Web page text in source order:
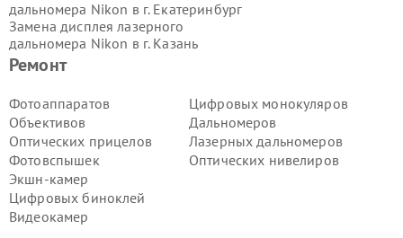
Ремонт
Фотоаппаратов
Объективов
Оптических прицелов
Фотовспышек
Экшн-камер
Цифровых биноклей
Видеокамер
Цифровых монокуляров
Дальномеров
Лазерных дальномеров
Оптических нивелиров
дальномера Nikon в г. Екатеринбург
Замена дисплея лазерного
дальномера Nikon в г. Казань
Замена дисплея лазерного
Замена дисплея лазерного
дальномера Nikon в г.
Волгоград
Замена дисплея лазерного
дальномера Nikon в г. Самара
Замена дисплея лазерного
дальномера Nikon в г.
Замена дисплея лазерного
дальномера Nikon в г.